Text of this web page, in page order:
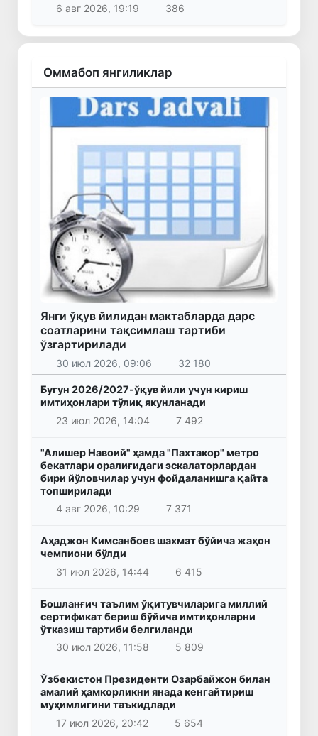
6 авг 2026, 19:19
386
Оммабоп янгиликлар
Янги ўқув йилидан мактабларда дарс
соатларини тақсимлаш тартиби
ўзгартирилади
30 июл 2026, 09:06 32 180
Бугун 2026/2027-ўқув йили учун кириш
имтиҳонлари тўлиқ якунланади
23 июл 2026, 14:04
7 492
"Алишер Навоий" ҳамда "Пахтакор" метро
бекатлари оралиғидаги эскалаторлардан
бири йўловчилар учун фойдаланишга қайта
топширилади
4 авг 2026, 10:29
7 371
Аҳаджон Кимсанбоев шахмат бўйича жаҳон
чемпиони бўлди
31 июл 2026, 14:44
6 415
Бошланғич таълим ўқитувчиларига миллий
сертификат бериш бўйича имтиҳонларни
ўтказиш тартиби белгиланди
30 июл 2026, 11:58
5 809
Ўзбекистон Президенти Озарбайжон билан
амалий ҳамкорликни янада кенгайтириш
муҳимлигини таъкидлади
17 июл 2026, 20:42
5 654